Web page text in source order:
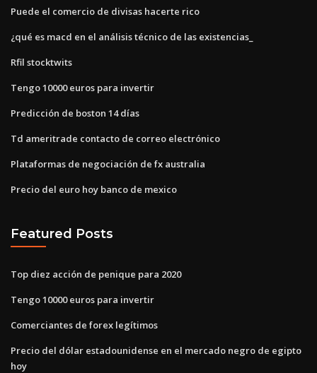
Puede el comercio de divisas hacerte rico
¿qué es macd en el análisis técnico de las existencias_
Rfil stocktwits
Tengo 10000 euros para invertir
Predicción de boston 14 días
Td ameritrade contacto de correo electrónico
Plataformas de negociación de fx australia
Precio del euro hoy banco de mexico
Featured Posts
Top diez acción de penique para 2020
Tengo 10000 euros para invertir
Comerciantes de forex legítimos
Precio del dólar estadounidense en el mercado negro de egipto
hoy